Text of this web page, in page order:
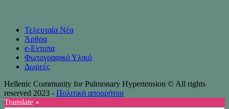
Τελευταία Νέα
Άρθρα
e-Eντυπα
Φωτογραφικό Υλικό
Δωρεές
Hellenic Community for Pulmonary Hypertension © All rights
reserved 2023 - Πολιτική απορρήτου
Translate »